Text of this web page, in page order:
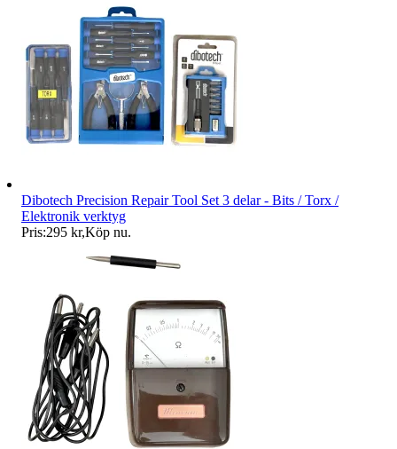
Dibotech Precision Repair Tool Set 3 delar - Bits / Torx /
Elektronik verktyg
Pris:295 kr,Köp nu.